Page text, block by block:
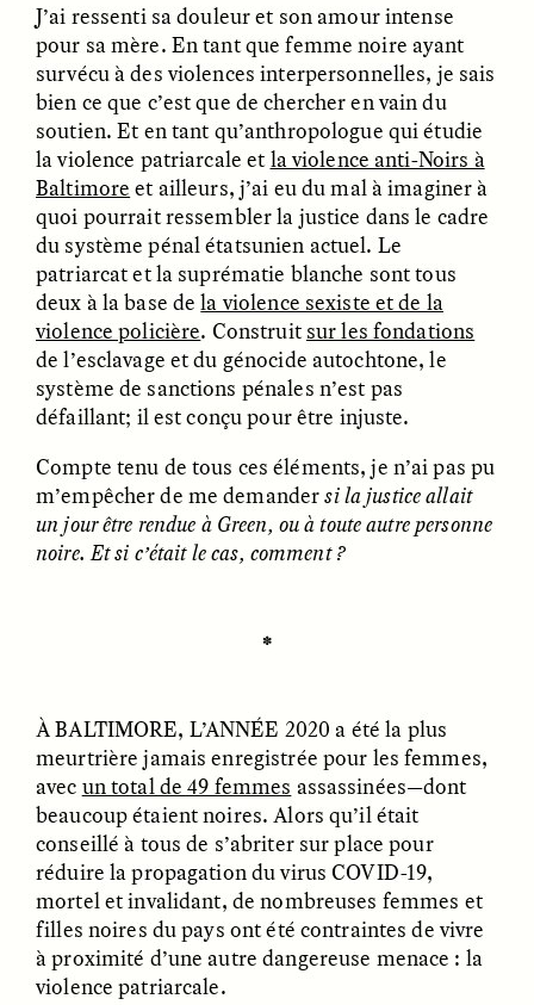
Cold-Water Swimming
Brings New Life to
Aging Bodies
ELIZABETH HOPKINSON
Surveillance and
Suspicion From the
Margins
LUIS ALFREDO BRICEÑO
GONZÁLEZ
ESSAY /
Surveillance et
suspicion depuis les
marges
LUIS ALFREDO BRICEÑO
GONZÁLEZ
Vigilância e suspeita
nas margens
LUIS ALFREDO BRICEÑO
GONZÁLEZ
Vigilancia y sospecha
desde los márgenes
LUIS ALFREDO BRICEÑO
GONZÁLEZ
The Power of Mistrust
SHERI LYNN GIBBINGS, ELAN
LAZUARDI, AND ROBBIE PETERS
J’ai ressenti sa douleur et son amour intense
pour sa mère. En tant que femme noire ayant
survécu à des violences interpersonnelles, je sais
bien ce que c’est que de chercher en vain du
soutien. Et en tant qu’anthropologue qui étudie
la violence patriarcale etla violence anti-Noirs à
Baltimore et ailleurs, j’ai eu du mal à imaginer à
quoi pourrait ressembler la justice dans le cadre
du système pénal étatsunien actuel. Le
patriarcat et la suprématie blanche sont tous
deux à la base dela violence sexiste et de la
violence policière. Construitsur les fondations
de l’esclavage et du génocide autochtone, le
système de sanctions pénales n’est pas
défaillant; il est conçu pour être injuste.
Compte tenu de tous ces éléments, je n’ai pas pu
m’empêcher de me demandersi la justice allait
un jour être rendue à Green, ou à toute autre personne
noire. Et si c’était le cas, comment ?
✽
À BALTIMORE, L’ANNÉE 2020 a été la plus
meurtrière jamais enregistrée pour les femmes,
avec un total de 49 femmes assassinées—dont
beaucoup étaient noires. Alors qu’il était
conseillé à tous de s’abriter sur place pour
réduire la propagation du virus COVID-19,
mortel et invalidant, de nombreuses femmes et
filles noires du pays ont été contraintes de vivre
à proximité d’une autre dangereuse menace : la
violence patriarcale.